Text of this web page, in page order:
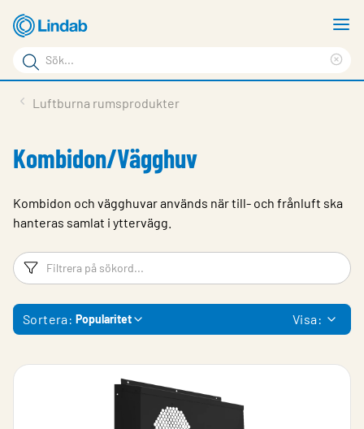
Hoppa
till
huvudinnehållet
Sökord
Sök
på
Service & Support
Om Lindab
Kontakt
Choose languge
Sweden
Luftburna rumsprodukter
Kombidon/Vägghuv
Kombidon och vägghuvar används när till‑ och frånluft ska
hanteras samlat i yttervägg.
Filtreringsord
Sortera: Popularitet Visa: